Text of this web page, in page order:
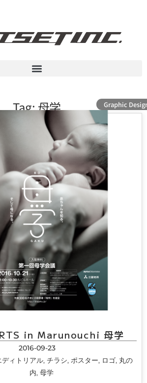
Tag: 母学 Graphic
in Marunouchi 母学
2016-09-23
ディトリアル, チラシ, ポスター, ロゴ, 丸の
内, 母学